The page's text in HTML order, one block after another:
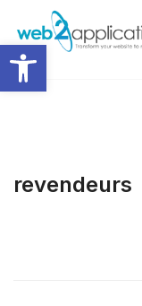
revendeurs
Ouvrir la barre d’outils